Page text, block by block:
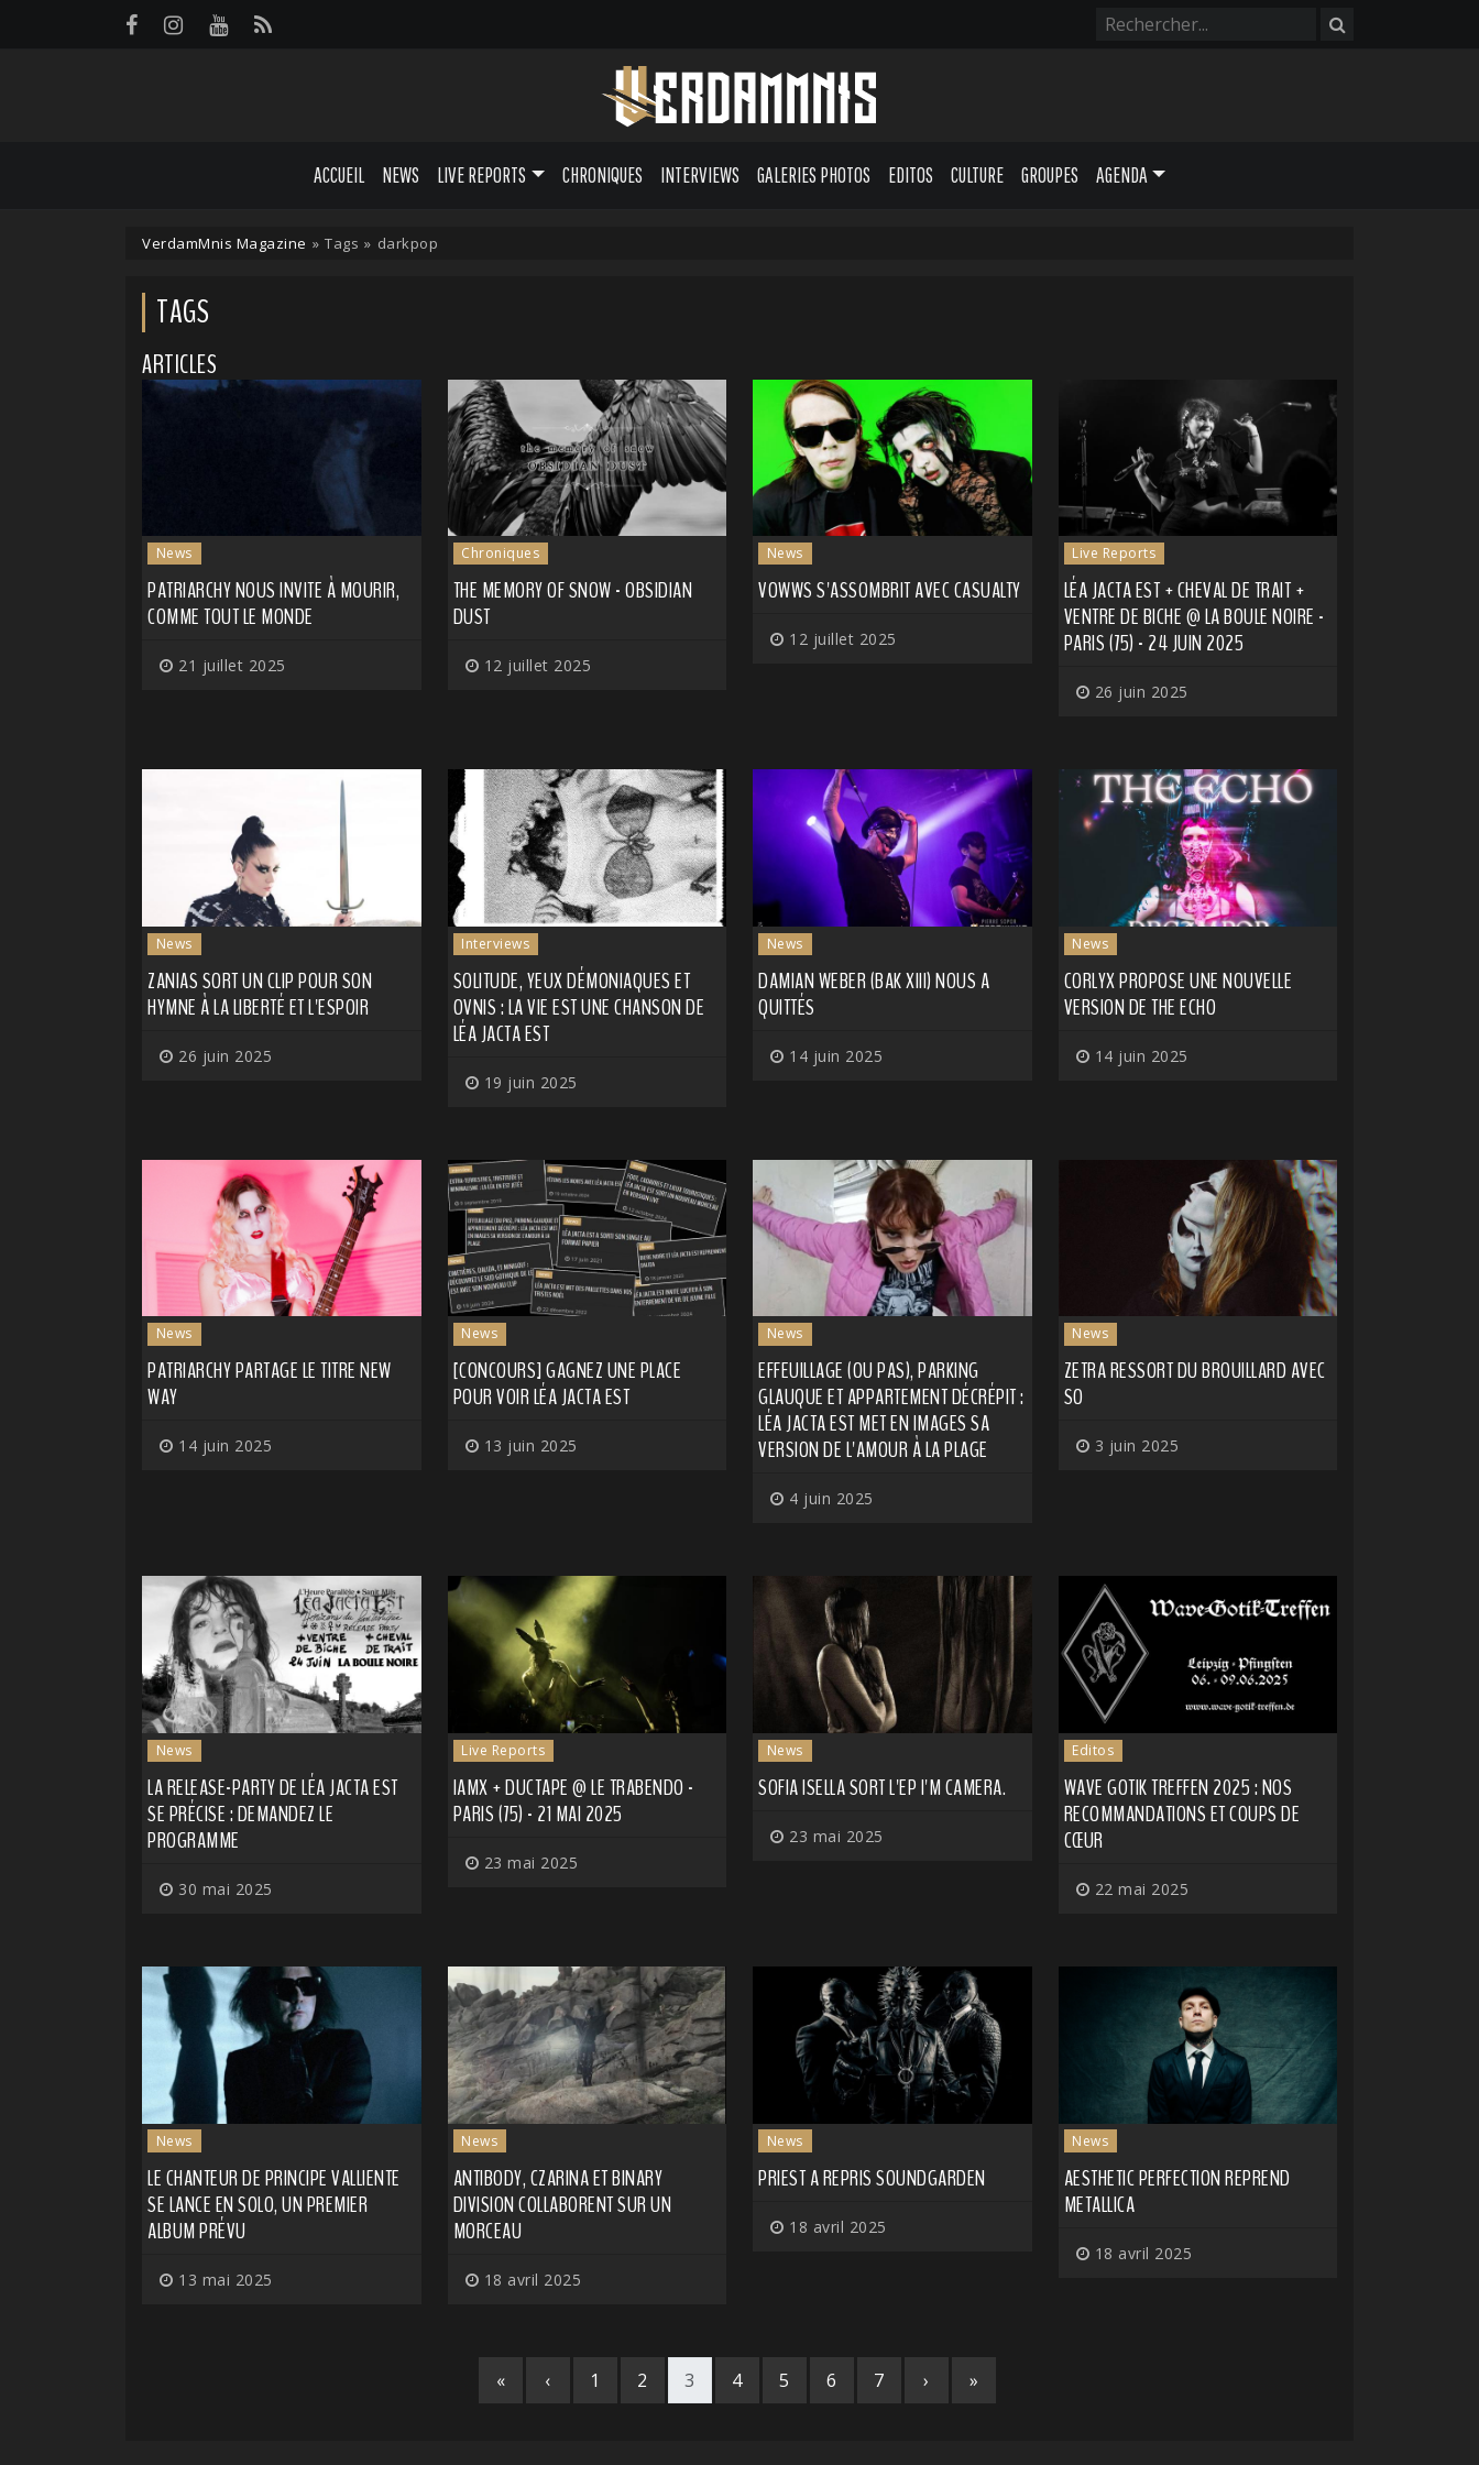
ACCUEIL NEWS LIVE REPORTS CHRONIQUES INTERVIEWS GALERIES PHOTOS EDITOS CULTURE GROUPES AGENDA
VerdamMnis Magazine » Tags » darkpop
TAGS
ARTICLES
News
PATRIARCHY NOUS INVITE À MOURIR,
COMME TOUT LE MONDE
21 juillet 2025
Chroniques
THE MEMORY OF SNOW - OBSIDIAN
DUST
12 juillet 2025
News
VOWWS S'ASSOMBRIT AVEC CASUALTY
12 juillet 2025
Live Reports
LÉA JACTA EST + CHEVAL DE TRAIT +
VENTRE DE BICHE @ LA BOULE NOIRE -
PARIS (75) - 24 JUIN 2025
26 juin 2025
News
ZANIAS SORT UN CLIP POUR SON
HYMNE À LA LIBERTÉ ET L'ESPOIR
26 juin 2025
Interviews
SOLITUDE, YEUX DÉMONIAQUES ET
OVNIS : LA VIE EST UNE CHANSON DE
LÉA JACTA EST
19 juin 2025
News
DAMIAN WEBER (BAK XIII) NOUS A
QUITTÉS
14 juin 2025
News
CORLYX PROPOSE UNE NOUVELLE
VERSION DE THE ECHO
14 juin 2025
News
PATRIARCHY PARTAGE LE TITRE NEW
WAY
14 juin 2025
News
[CONCOURS] GAGNEZ UNE PLACE
POUR VOIR LÉA JACTA EST
13 juin 2025
News
EFFEUILLAGE (OU PAS), PARKING
GLAUQUE ET APPARTEMENT DÉCRÉPIT :
LÉA JACTA EST MET EN IMAGES SA
VERSION DE L'AMOUR À LA PLAGE
4 juin 2025
News
ZETRA RESSORT DU BROUILLARD AVEC
SO
3 juin 2025
News
LA RELEASE-PARTY DE LÉA JACTA EST
SE PRÉCISE : DEMANDEZ LE
PROGRAMME
30 mai 2025
Live Reports
IAMX + DUCTAPE @ LE TRABENDO -
PARIS (75) - 21 MAI 2025
23 mai 2025
News
SOFIA ISELLA SORT L'EP I'M CAMERA.
23 mai 2025
Editos
WAVE GOTIK TREFFEN 2025 : NOS
RECOMMANDATIONS ET COUPS DE
CŒUR
22 mai 2025
News
LE CHANTEUR DE PRINCIPE VALLIENTE
SE LANCE EN SOLO, UN PREMIER
ALBUM PRÉVU
13 mai 2025
News
ANTIBODY, CZARINA ET BINARY
DIVISION COLLABORENT SUR UN
MORCEAU
18 avril 2025
News
PRIEST A REPRIS SOUNDGARDEN
18 avril 2025
News
AESTHETIC PERFECTION REPREND
METALLICA
18 avril 2025
« ‹ 1 2 3 4 5 6 7 › »
Panneau de gestion des cookies